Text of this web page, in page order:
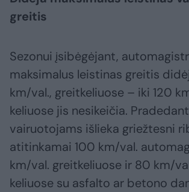
greitis
Sezonui įsibėgėjant,
maksimalus leistinas greitis
km/val., greitkeliuose – iki 120
keliuose jis nesikeičia.
vairuotojams išlieka griežtesni
atitinkamai 100 km/val.
km/val. greitkeliuose ir 80 km/
keliuose su asfalto ar betono